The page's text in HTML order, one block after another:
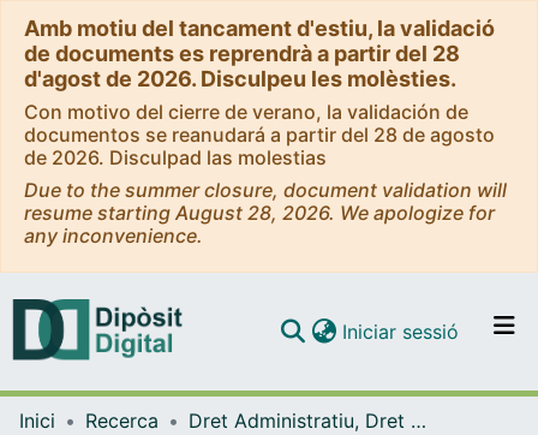
Amb motiu del tancament d'estiu, la validació
de documents es reprendrà a partir del 28
d'agost de 2026. Disculpeu les molèsties.
Con motivo del cierre de verano, la validación de
documentos se reanudará a partir del 28 de agosto
de 2026. Disculpad las molestias
Due to the summer closure, document validation will
resume starting August 28, 2026. We apologize for
any inconvenience.
Navega per tot el DD
Iniciar sessió (current)
Inici Recerca
Dret Administratiu, Dret Processal i Dret Financer i Tributari